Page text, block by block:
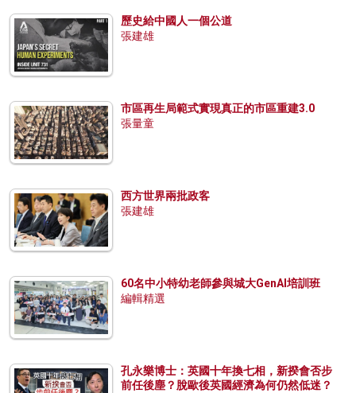
歷史給中國人一個公道
張建雄
市區再生局範式實現真正的市區重建3.0
張量童
西方世界兩批政客
張建雄
60名中小特幼老師參與城大GenAI培訓班
編輯精選
孔永樂博士：英國十年換七相，新揆會否步
前任後塵？脫歐後英國經濟為何仍然低迷？